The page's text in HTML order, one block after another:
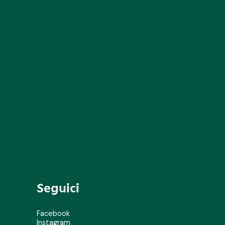
Seguici
Facebook
Instagram